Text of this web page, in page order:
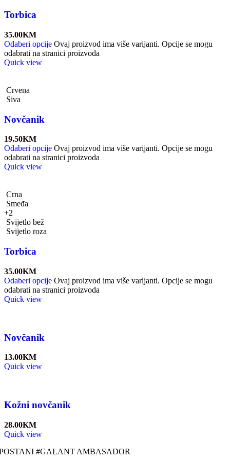
Torbica
35.00KM
Odaberi opcije Ovaj proizvod ima više varijanti. Opcije se mogu
odabrati na stranici proizvoda
Quick view
Crvena
Siva
Novčanik
19.50KM
Odaberi opcije Ovaj proizvod ima više varijanti. Opcije se mogu
odabrati na stranici proizvoda
Quick view
Crna
Smeđa
+2
Svijetlo bež
Svijetlo roza
Torbica
35.00KM
Odaberi opcije Ovaj proizvod ima više varijanti. Opcije se mogu
odabrati na stranici proizvoda
Quick view
Novčanik
13.00KM
Quick view
Kožni novčanik
28.00KM
Quick view
#GALANT AMBASADOR